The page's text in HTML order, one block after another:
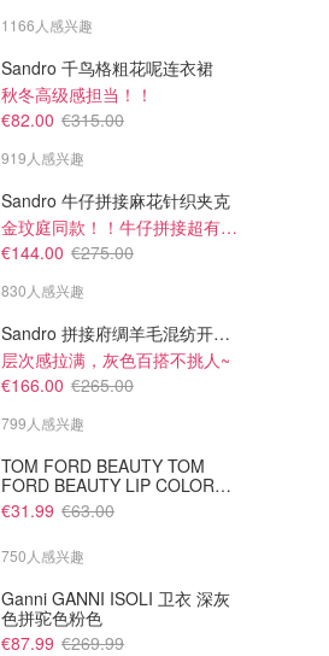
Patagonia TORRENTSHELL 功能夹克 橙色
经典Torrentshell！橙色太抢镜了！
€89.99 €120.00
经典Retro Pile毛绒质感！！
1166人感兴趣
Sandro 千鸟格粗花呢连衣裙
秋冬高级感担当！！
€82.00 €315.00
919人感兴趣
Sandro 牛仔拼接麻花针织夹克
金玟庭同款！！牛仔拼接超有层次感
€144.00 €275.00
830人感兴趣
Sandro 拼接府绸羊毛混纺开衫 灰色
层次感拉满，灰色百搭不挑人~
€166.00 €265.00
799人感兴趣
TOM FORD BEAUTY TOM
FORD BEAUTY LIP COLOR
SATIN MATTE 裸玫瑰口红
€31.99 €63.00
750人感兴趣
Ganni GANNI ISOLI 卫衣 深灰
色拼驼色粉色
€87.99 €269.99